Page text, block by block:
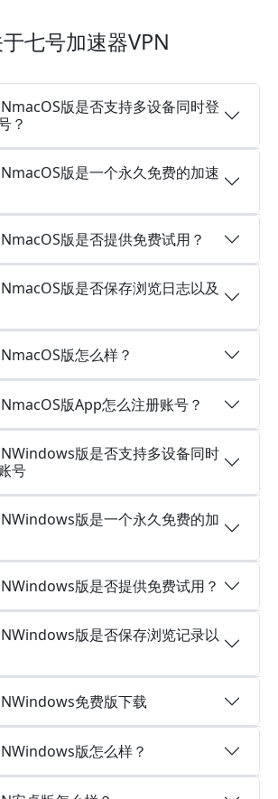
七号加速器VPN
版是否支持多设备同时登
？
版是一个永久免费的加速
版是否提供免费试用？
版是否保存浏览日志以及
版怎么样？
版App怎么注册账号？
版是否支持多设备同时
号
版是一个永久免费的加
版是否提供免费试用？
版是否保存浏览记录以
免费版下载
版怎么样？